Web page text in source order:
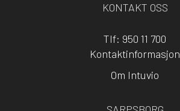
KONTAKT OSS
Tlf: 950 11 700
Kontaktinformasjon
Om Intuvio